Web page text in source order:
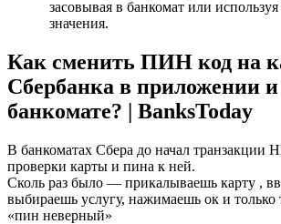
засовывая в банкомат или
значения.
Как сменить ПИН код на
Сбербанка в приложении
банкомате? | BanksToday
В банкоматах Сбера до начал транзакции
проверки карты и пина к ней.
Сколь раз было — прикалываешь карту ,
выбираешь услугу, нажимаешь ок и только
«пин неверный»